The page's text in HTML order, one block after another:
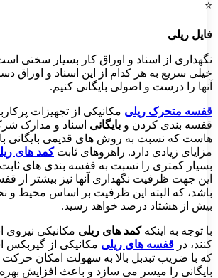
ریلی
از اسناد و اوراق کار بسیار سختی است
سریع به هر کدام از این اسناد و اوراق دسترسی
را درست و اصولی بایگانی کنیم.
متحرک ریلی مکانیکی از تجهیزات پرکاربرد
بندی کردن و بایگانیاسناد و مدارک شرکت
که نسبت به روش های قدیمی بایگانی با
زیادی دارد. راهروهای ثابت کمد های ریلی
کمتری را نسبت به قفسه بندی های ثابت
ظرفیت نگهداری آنها نیز بیشتر از قفسه
که البته این ظرفیت بر اساس محیط و نحوه
هشتاد درصد خواهد رسید.
به اینکه کمد های ریلی مکانیکی نیروی
درقفسه های ریلی مکانیکی از گیربکس
ضریب تبدبل بالا به سهولت امکان حرکت
را میسر می سازد و باعث افزایش بهره وری